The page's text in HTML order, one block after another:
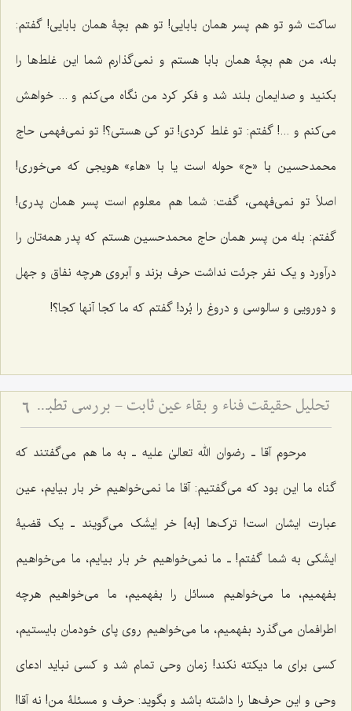
ساکت شو تو هم پسر همان بابایی! تو هم بچۀ همان بابایی! گفتم:
بله، من هم بچۀ همان بابا هستم و نمى‌گذارم شما این غلط‌ها را
بکنید و صدایمان بلند شد و فکر کرد من نگاه می‌کنم و ... خواهش
مى‌کنم و ...! گفتم: تو غلط کردی! تو کى هستی؟! تو نمى‌فهمى حاج
محمدحسین با «ح» حوله است یا با «هاء» هویجى که مى‌خوری!
اصلاً تو نمى‌فهمی، گفت: شما هم معلوم است پسر همان پدرى!
گفتم: بله من پسر همان حاج محمدحسین هستم که پدر همه‌‌تان را
درآورد و یک نفر جرئت نداشت حرف بزند و آبروى هرچه نفاق و جهل
و دورویى و سالوسى و دروغ را بُرد! گفتم که ما کجا آنها کجا؟!
تحلیل حقیقت فناء و بقاء عین ثابت - بررسی تطبیقی دیدگاه‌های عرفانی و فلسفی در سیر و سلوک 6
مرحوم آقا ـ رضوان الله تعالیٰ علیه ـ به ما هم مى‌گفتند که
گناه ما این بود که مى‌گفتیم: آقا ما نمى‌خواهیم خر بار بیایم، عین
عبارت ایشان است! ترک‌ها [به] خر اِیشَک مى‌گویند ـ یک قضیۀ
ایشَکى به شما گفتم! ـ ما نمى‌خواهیم خر بار بیایم، ما مى‌خواهیم
بفهمیم، ما می‌خواهیم مسائل را بفهمیم، ما مى‌خواهیم هرچه
اطرافمان مى‌گذرد بفهمیم، ما مى‌خواهیم روى پاى خودمان بایستیم،
کسى براى ما دیکته نکند! زمان وحى تمام شد و کسى نباید ادعاى
وحى و این حرف‌ها را داشته باشد و بگوید: حرف و مسئلۀ من! نه آقا!